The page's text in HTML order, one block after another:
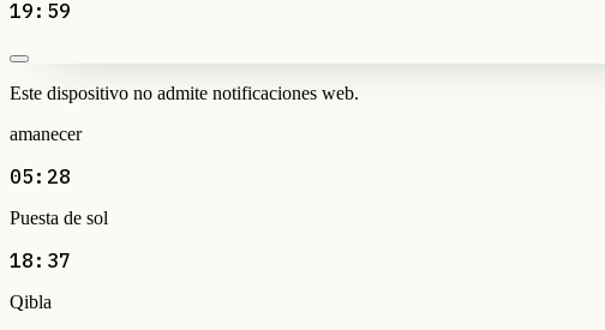
19:59
Este dispositivo no admite notificaciones web.
amanecer
05:28
Puesta de sol
18:37
Qibla